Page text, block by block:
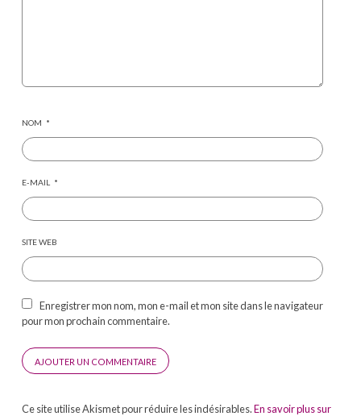
NOM *
E-MAIL *
SITE WEB
Enregistrer mon nom, mon e-mail et mon site dans le navigateur
pour mon prochain commentaire.
Ce site utilise Akismet pour réduire les indésirables.En savoir plus sur